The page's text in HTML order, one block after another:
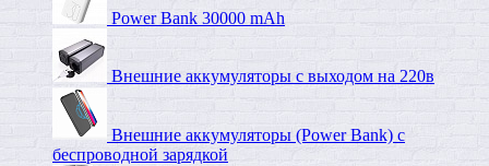
Power Bank 30000 mAh
Внешние аккумуляторы с выходом на 220в
Внешние аккумуляторы (Power Bank) c
беспроводной зарядкой